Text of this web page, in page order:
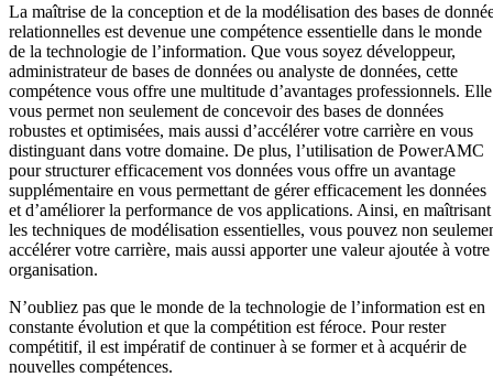
La maîtrise de la conception et de la modélisation des bases de
relationnelles est devenue une compétence essentielle dans le monde
de la technologie de l’information. Que vous soyez développeur,
administrateur de bases de données ou analyste de données, cette
compétence vous offre une multitude d’avantages professionnels. Elle
vous permet non seulement de concevoir des bases de données
robustes et optimisées, mais aussi d’accélérer votre carrière en vous
distinguant dans votre domaine. De plus, l’utilisation de PowerAMC
pour structurer efficacement vos données vous offre un avantage
supplémentaire en vous permettant de gérer efficacement les données
et d’améliorer la performance de vos applications. Ainsi, en maîtrisant
les techniques de modélisation essentielles, vous pouvez non
accélérer votre carrière, mais aussi apporter une valeur ajoutée à votre
organisation.
N’oubliez pas que le monde de la technologie de l’information est en
constante évolution et que la compétition est féroce. Pour rester
compétitif, il est impératif de continuer à se former et à acquérir de
nouvelles compétences.